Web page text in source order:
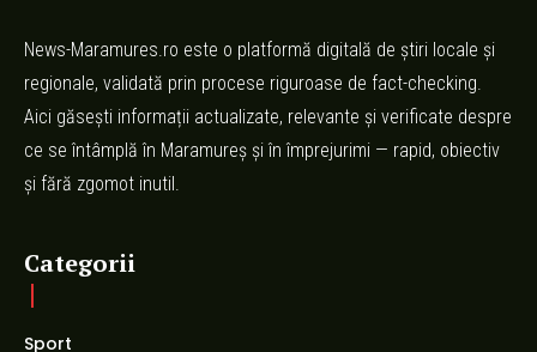
News-Maramures.ro este o platformă digitală de știri locale și
regionale, validată prin procese riguroase de fact-checking.
Aici găsești informații actualizate, relevante și verificate despre
ce se întâmplă în Maramureș și în împrejurimi — rapid, obiectiv
și fără zgomot inutil.
Categorii
Sport